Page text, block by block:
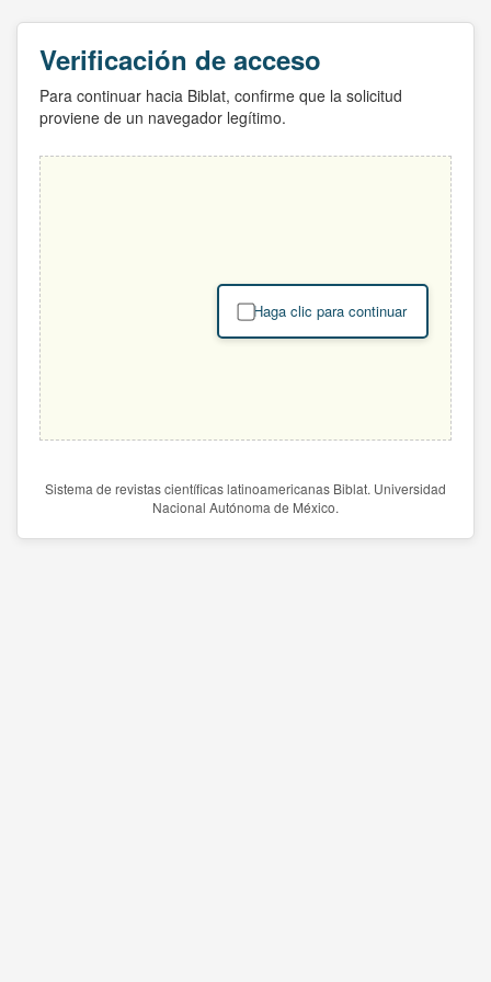
Verificación de acceso
Para continuar hacia Biblat, confirme que la solicitud
proviene de un navegador legítimo.
Haga clic para continuar
Sistema de revistas científicas latinoamericanas Biblat. Universidad
Nacional Autónoma de México.